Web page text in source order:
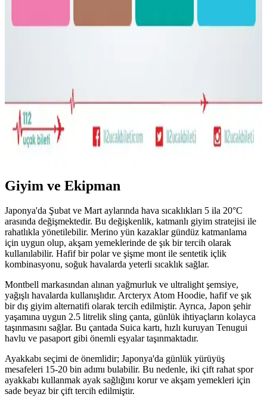
22.5L ve Kişisel Eşya ile Seyahat veya Tek 30L Sırt
Çantası Tercihi: Hava Yolu Kısıtlamaları ve Konfor
Seyahatlerde 22.5L sırt çantası ve kişisel eşya kombinasyonu ile tek
28-30L sırt çantası arasındaki avantajlar, hava yolu kısıtlamaları ve
taşıma konforu açısından karşılaştırılıyor.
Giyim ve Ekipman
Japonya'da Şubat ve Mart aylarında hava sıcaklıkları 5 ila 20°C
arasında değişmektedir. Bu değişkenlik, katmanlı giyim stratejisi ile
rahatlıkla yönetilebilir. Merino yün kazaklar gündüz katmanlama
için uygun olup, akşam yemeklerinde de şık bir tercih olarak
kullanılabilir. Hafif bir polar ve şişme mont ile sentetik içlik
kombinasyonu, soğuk havalarda yeterli sıcaklık sağlar.
Montbell markasından alınan yağmurluk ve ultralight şemsiye,
yağışlı havalarda kullanışlıdır. Arcteryx Atom Hoodie, hafif ve şık
bir dış giyim alternatifi olarak tercih edilmiştir. Ayrıca, Japon şehir
yaşamına uygun 2.5 litrelik sling çanta, günlük ihtiyaçların kolayca
taşınmasını sağlar. Bu çantada Suica kartı, hızlı kuruyan Tenugui
havlu ve pasaport gibi önemli eşyalar taşınmaktadır.
Ayakkabı seçimi de önemlidir; Japonya'da günlük yürüyüş
mesafeleri 15-20 bin adımı bulabilir. Bu nedenle, iki çift rahat spor
ayakkabı kullanmak ayak sağlığını korur ve akşam yemekleri için
sade beyaz bir çift tercih edilmiştir.